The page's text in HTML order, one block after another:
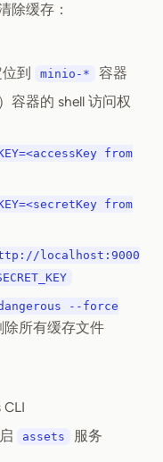
除缓存：
到 minio-*
容器
容器的 shell 访问权
from
from
localhost:9000
--force
除所有缓存文件
assets 服务